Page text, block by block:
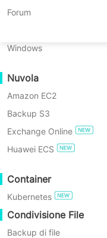
Backup nel Cloud
Conformità GDPR
Server fisico
Windows
Nuvola
Amazon EC2
Backup S3
Exchange Online
Huawei ECS
Container
Kubernetes
Condivisione File
Backup di file
Forum